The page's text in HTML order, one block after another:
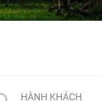
HÀNH KHÁCH